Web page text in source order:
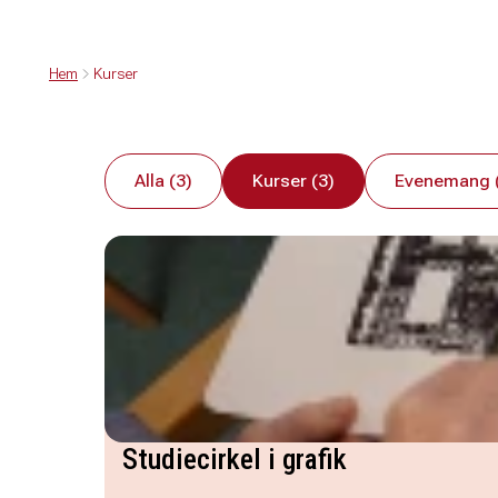
Hem Kurser
Alla (3) Kurser (3) Evenemang
Studiecirkel i grafik